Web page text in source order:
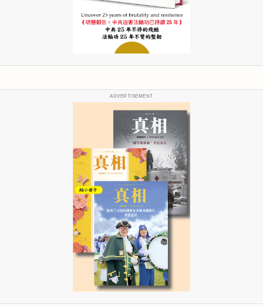
ADVERTISEMENT